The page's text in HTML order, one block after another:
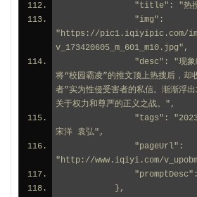
"title": "
"https://pic1.iqiyipic.com/
v_173420605_m_601_m10.jpg",
将“校园霸凌”的推文顶上热搜后，却
者”实为性侵受害者的私信。渐渐浮
关于权力和尊严的正义之战。",
宋洋 袁弘",
"http://www.iqiyi.com/
            },